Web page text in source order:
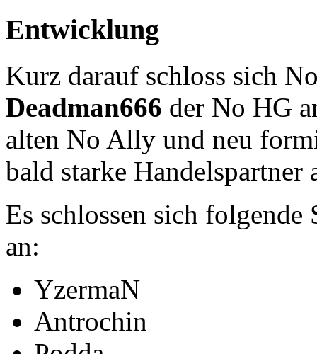
Entwicklung
Kurz darauf schloss sich
Deadman666 der No HG
alten No Ally und neu
bald starke Handelspartner
Es schlossen sich
an:
YzermaN
Antrochin